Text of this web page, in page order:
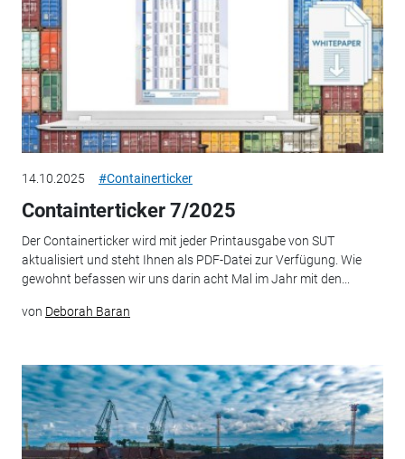
14.10.2025 #Containerticker
Containterticker 7/2025
Der Containerticker wird mit jeder Printausgabe von SUT
aktualisiert und steht Ihnen als PDF-Datei zur Verfügung. Wie
gewohnt befassen wir uns darin acht Mal im Jahr mit den...
von Deborah Baran